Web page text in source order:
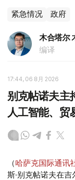
紧急情况 政府
木合塔尔
编译
17:44, 06 8月 2026
别克帖诺夫主
人工智能、贸
（哈萨克国际通讯
斯·别克帖诺夫在